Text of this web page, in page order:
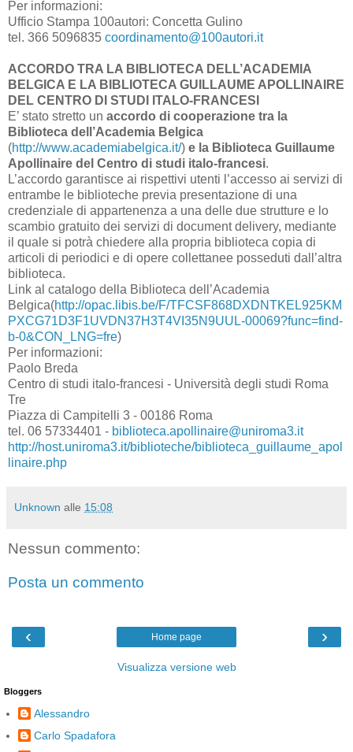
Per informazioni:
Ufficio Stampa 100autori: Concetta Gulino
tel. 366 5096835 coordinamento@100autori.it
ACCORDO TRA LA BIBLIOTECA DELL’ACADEMIA
BELGICA E LA BIBLIOTECA GUILLAUME APOLLINAIRE
DEL CENTRO DI STUDI ITALO-FRANCESI
E’ stato stretto un accordo di cooperazione tra la
Biblioteca dell’Academia Belgica
(http://www.academiabelgica.it/) e la Biblioteca Guillaume
Apollinaire del Centro di studi italo-francesi.
L’accordo garantisce ai rispettivi utenti l’accesso ai servizi di
entrambe le biblioteche previa presentazione di una
credenziale di appartenenza a una delle due strutture e lo
scambio gratuito dei servizi di document delivery, mediante
il quale si potrà chiedere alla propria biblioteca copia di
articoli di periodici e di opere collettanee posseduti dall’altra
biblioteca.
Link al catalogo della Biblioteca dell’Academia
Belgica(http://opac.libis.be/F/TFCSF868DXDNTKEL925KM
PXCG71D3F1UVDN37H3T4VI35N9UUL-00069?func=find-
b-0&CON_LNG=fre)
Per informazioni:
Paolo Breda
Centro di studi italo-francesi - Università degli studi Roma
Tre
Piazza di Campitelli 3 - 00186 Roma
tel. 06 57334401 - biblioteca.apollinaire@uniroma3.it
http://host.uniroma3.it/biblioteche/biblioteca_guillaume_apol
linaire.php
Unknown alle 15:08
Nessun commento:
Posta un commento
‹ ›
Home page
Visualizza versione web
Bloggers
Alessandro
Carlo Spadafora